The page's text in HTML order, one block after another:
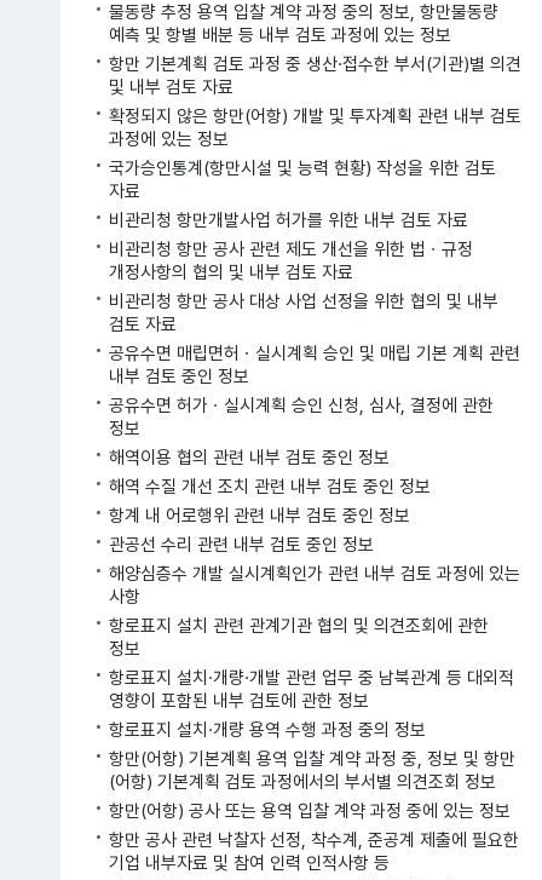
물동량 추정 용역 입찰 계약 과정 중의 정보, 항만물동량
예측 및 항별 배분 등 내부 검토 과정에 있는 정보
항만 기본계획 검토 과정 중 생산·접수한 부서(기관)별 의견
및 내부 검토 자료
확정되지 않은 항만(어항) 개발 및 투자계획 관련 내부 검토
과정에 있는 정보
국가승인통계(항만시설 및 능력 현황) 작성을 위한 검토
자료
비관리청 항만개발사업 허가를 위한 내부 검토 자료
비관리청 항만 공사 관련 제도 개선을 위한 법ㆍ규정
개정사항의 협의 및 내부 검토 자료
비관리청 항만 공사 대상 사업 선정을 위한 협의 및 내부
검토 자료
공유수면 매립면허ㆍ실시계획 승인 및 매립 기본 계획 관련
내부 검토 중인 정보
공유수면 허가ㆍ실시계획 승인 신청, 심사, 결정에 관한
정보
해역이용 협의 관련 내부 검토 중인 정보
해역 수질 개선 조치 관련 내부 검토 중인 정보
항계 내 어로행위 관련 내부 검토 중인 정보
관공선 수리 관련 내부 검토 중인 정보
해양심층수 개발 실시계획인가 관련 내부 검토 과정에 있는
사항
항로표지 설치 관련 관계기관 협의 및 의견조회에 관한
정보
항로표지 설치·개량·개발 관련 업무 중 남북관계 등 대외적
영향이 포함된 내부 검토에 관한 정보
항로표지 설치·개량 용역 수행 과정 중의 정보
항만(어항) 기본계획 용역 입찰 계약 과정 중, 정보 및 항만
(어항) 기본계획 검토 과정에서의 부서별 의견조회 정보
항만(어항) 공사 또는 용역 입찰 계약 과정 중에 있는 정보
항만 공사 관련 낙찰자 선정, 착수계, 준공계 제출에 필요한
기업 내부자료 및 참여 인력 인적사항 등